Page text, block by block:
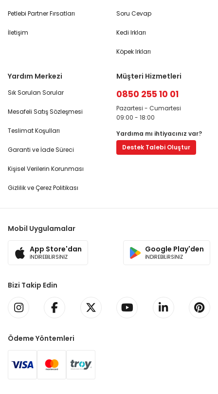
Petlebi Partner Fırsatları
İletişim
Soru Cevap
Kedi Irkları
Köpek Irkları
Yardım Merkezi
Sık Sorulan Sorular
Mesafeli Satış Sözleşmesi
Teslimat Koşulları
Garanti ve İade Süreci
Kişisel Verilerin Korunması
Gizlilik ve Çerez Politikası
Müşteri Hizmetleri
0850 255 10 01
Pazartesi - Cumartesi
09:00 - 18:00
Yardıma mı ihtiyacınız var?
Destek Talebi Oluştur
Mobil Uygulamalar
App Store'dan
İNDİREBİLİRSİNİZ
Google Play'den
İNDİREBİLİRSİNİZ
Bizi Takip Edin
Ödeme Yöntemleri